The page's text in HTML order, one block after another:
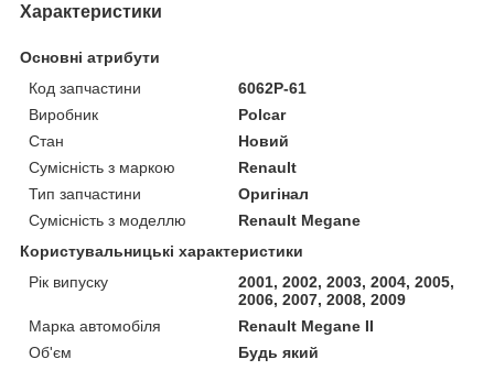
Характеристики
Основні атрибути
Код запчастини
6062P-61
Виробник
Polcar
Стан
Новий
Сумісність з маркою
Renault
Тип запчастини
Оригінал
Сумісність з моделлю
Renault Megane
Користувальницькі характеристики
Рік випуску
2001, 2002, 2003, 2004, 2005,
2006, 2007, 2008, 2009
Марка автомобіля
Renault Megane II
Об'єм
Будь який